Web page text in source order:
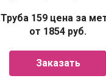
Труба 159 цена за
от 1854 руб.
Заказать